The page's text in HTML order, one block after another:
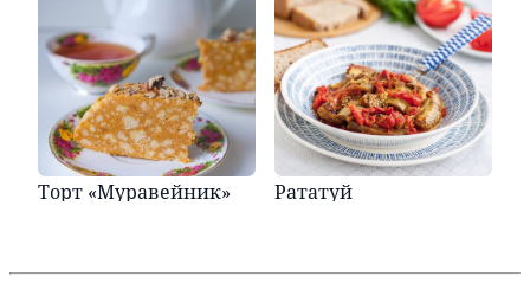
Торт «Муравейник» Рататуй